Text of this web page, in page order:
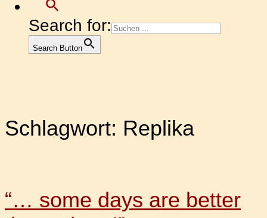
Search for:
Search Button
Schlagwort: Replika
“… some days are better